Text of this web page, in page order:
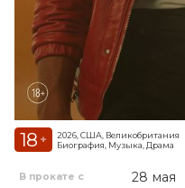
18 +
2026, США, Великобритания
Биография, Музыка, Драма
В прокате с 28 мая